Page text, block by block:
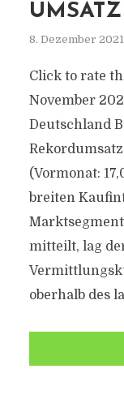
8. Dezember 2021
Click to rate
November
Deutschland
(Vormonat:
breiten
mitteilt, lag
oberhalb des